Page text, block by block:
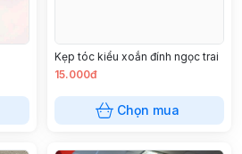
Kẹp tóc kiểu xoắn đính ngọc trai
15.000đ
Chọn mua